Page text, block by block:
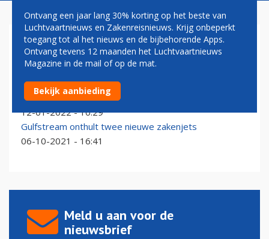
G800
Fokker Technologies ook toeleverancier nieuwste
Gulfstream-zakenjets
12-01-2022 - 10:29
Gulfstream onthult twee nieuwe zakenjets
06-10-2021 - 16:41
Meld u aan voor de
nieuwsbrief
Ontvang een jaar lang 30% korting op het beste van
Luchtvaartnieuws en Zakenreisnieuws. Krijg onbeperkt
toegang tot al het nieuws en de bijbehorende Apps.
Ontvang tevens 12 maanden het Luchtvaartnieuws
Magazine in de mail of op de mat.
Bekijk aanbieding